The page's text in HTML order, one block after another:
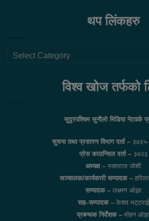
थप लिंकहरु
थप
विश्व खोज तर्फको
सुदुरपश्चिम सुनौलो मिडिया नेटवर्क
सुचना तथा प्रसारण विभाग दर्ता –
प्रेस काउन्सिल दर्ता – ३७२३
अध्यक्ष – भक्तराज जोशी
सञ्चालक/कार्यकारी सम्पादक –
सम्पादक –लक्ष्मण ओझा
सह–सम्पादक –केशव भट्टराई
प्रबन्धक निर्देशक –मोहन